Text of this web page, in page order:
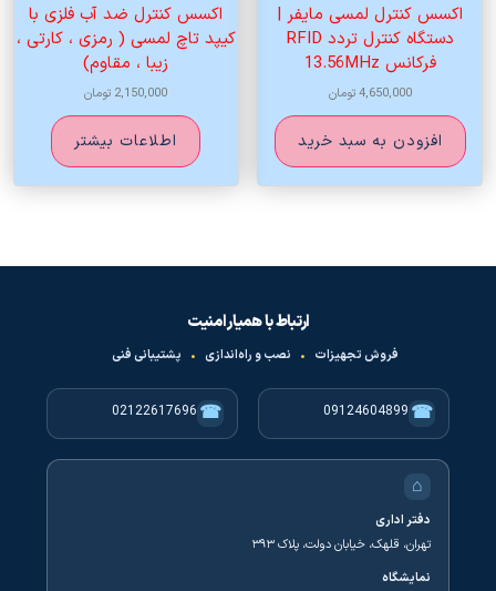
اکسس کنترل لمسی مایفر |
دستگاه کنترل تردد RFID
فرکانس 13.56MHz
4,650,000تومان
افزودن به سبد خرید
اکسس کنترل ضد آب فلزی با
کیپد تاچ لمسی ( رمزی ، کارتی ،
زیبا ، مقاوم)
2,150,000 تومان
اطلاعات بیشتر
ارتباط با همیار امنیت
فروش تجهیزات • نصب و راه‌اندازی • پشتیبانی فنی
☎
09124604899
☎
02122617696
⌂
دفتر اداری
تهران، قلهک، خیابان دولت، پلاک ۳۹۳
نمایشگاه